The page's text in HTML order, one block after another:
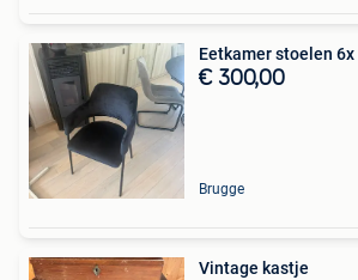
Eetkamer stoelen 6x
€ 300,00
Brugge
Vintage kastje